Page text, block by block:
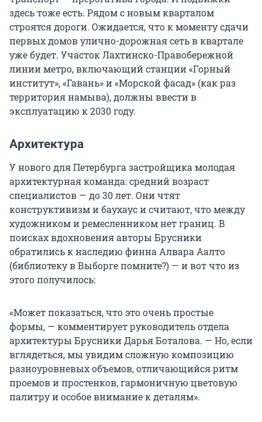
здесь тоже есть. Рядом с новым кварталом
строятся дороги. Ожидается, что к моменту сдачи
первых домов улично-дорожная сеть в квартале
уже будет. Участок Лахтинско-Правобережной
линии метро, включающий станции «Горный
институт», «Гавань» и «Морской фасад» (как раз
территория намыва), должны ввести в
эксплуатацию к 2030 году.
Архитектура
У нового для Петербурга застройщика молодая
архитектурная команда: средний возраст
специалистов — до 30 лет. Они чтят
конструктивизм и баухаус и считают, что между
художником и ремесленником нет границ. В
поисках вдохновения авторы Брусники
обратились к наследию финна Алвара Аалто
(библиотеку в Выборге помните?) — и вот что из
этого получилось:
«Может показаться, что это очень простые
формы, — комментирует руководитель отдела
архитектуры Брусники Дарья Боталова. — Но, если
вглядеться, мы увидим сложную композицию
разноуровневых объемов, отличающийся ритм
проемов и простенков, гармоничную цветовую
палитру и особое внимание к деталям».